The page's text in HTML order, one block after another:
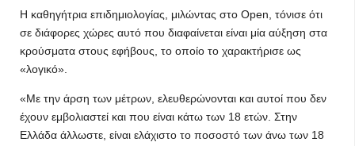
Η καθηγήτρια επιδημιολογίας, μιλώντας στο Open, τόνισε ότι
σε διάφορες χώρες αυτό που διαφαίνεται είναι μία αύξηση στα
κρούσματα στους εφήβους, το οποίο το χαρακτήρισε ως
«λογικό».
«Με την άρση των μέτρων, ελευθερώνονται και αυτοί που δεν
έχουν εμβολιαστεί και που είναι κάτω των 18 ετών. Στην
Ελλάδα άλλωστε, είναι ελάχιστο το ποσοστό των άνω των 18